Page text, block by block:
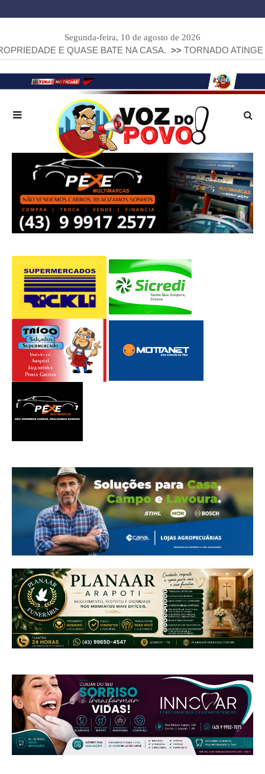
Segunda-feira, 10 de agosto de 2026
E QUASE BATE NA CASA. >> TORNADO ATINGE PIRAÍ